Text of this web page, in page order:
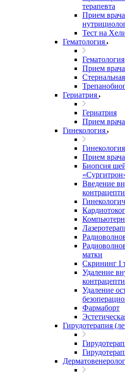
терапевта
Прием врача
Тест на
Гематология
Гематология
Прием
Гериатрия
Гериатрия
Прием
Гинекология
Гинекология
Прием
Биопсия
Введение
матки
Скрининг I
Удаление
Удаление
Фармаборт
Гирудотерапия